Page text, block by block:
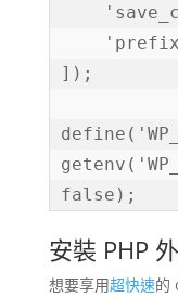
]);
false);
安裝 PHP
想要享用超快速的